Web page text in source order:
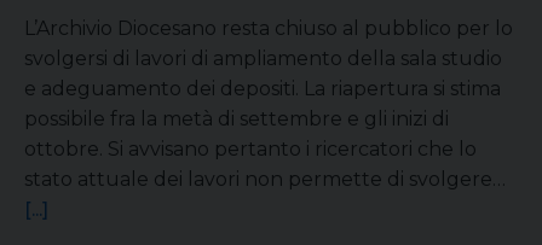
L’Archivio Diocesano resta chiuso al pubblico per lo
svolgersi di lavori di ampliamento della sala studio
e adeguamento dei depositi. La riapertura si stima
possibile fra la metà di settembre e gli inizi di
ottobre. Si avvisano pertanto i ricercatori che lo
stato attuale dei lavori non permette di svolgere…
[...]